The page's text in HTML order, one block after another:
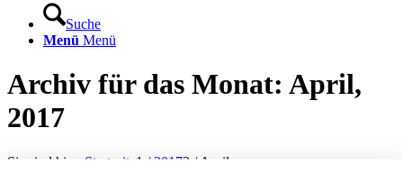
Suche
Menü Menü
Archiv für das Monat: April,
2017
Sie sind hier: Startseite 1 / 20172 / April